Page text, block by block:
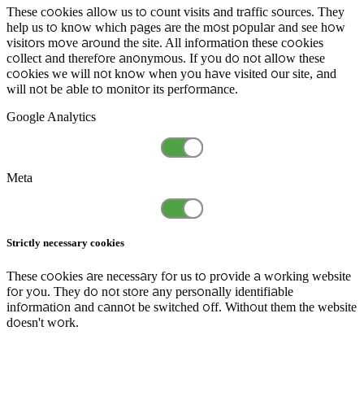
These cookies allow us to count visits and traffic sources. They
help us to know which pages are the most popular and see how
visitors move around the site. All information these cookies
collect and therefore anonymous. If you do not allow these
cookies we will not know when you have visited our site, and
will not be able to monitor its performance.
Google Analytics
Meta
Strictly necessary cookies
These cookies are necessary for us to provide a working website
for you. They do not store any personally identifiable
information and cannot be switched off. Without them the website
doesn't work.